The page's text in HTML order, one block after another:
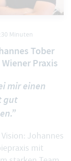
Minuten
Tober
Praxis
mir einen
gut
Johannes
mit